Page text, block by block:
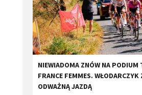
​NIEWIADOMA ZNÓW NA PODIUM
FRANCE FEMMES. WŁODARCZYK
ODWAŻNĄ JAZDĄ